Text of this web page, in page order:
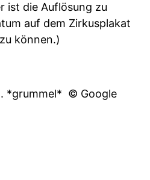
ist die Auflösung zu
auf dem Zirkusplakat
können.)
*grummel* © Google